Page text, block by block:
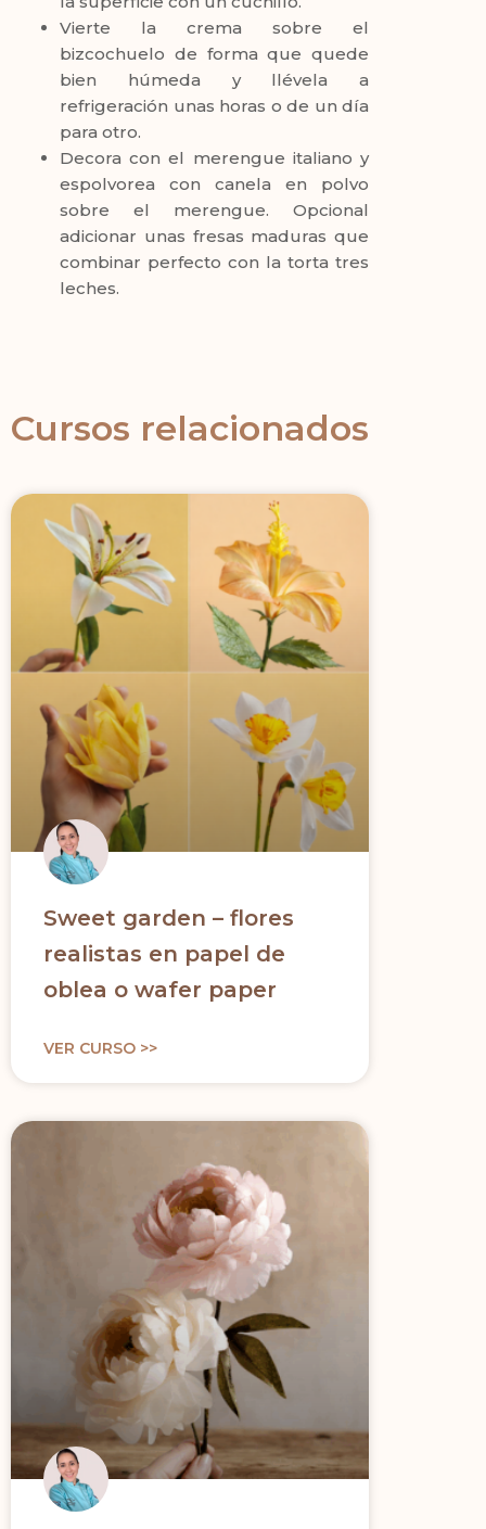
Vierte la crema sobre el
bizcochuelo de forma que quede
bien húmeda y llévela a
refrigeración unas horas o de un día
para otro.
Decora con el merengue italiano y
espolvorea con canela en polvo
sobre el merengue. Opcional
adicionar unas fresas maduras que
combinar perfecto con la torta tres
leches.
Cursos relacionados
Sweet garden – flores
realistas en papel de
oblea o wafer paper
VER CURSO >>